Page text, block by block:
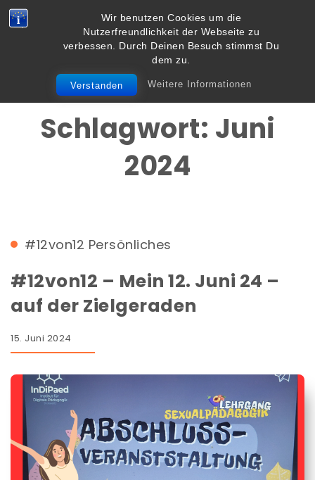
Wir benutzen Cookies um die
Nutzerfreundlichkeit der Webseite zu
verbessen. Durch Deinen Besuch stimmst Du
dem zu.
Verstanden Weitere Informationen
Skip to content
Vielbegabt.de
Toggle
navigation
Schlagwort: Juni
2024
#12von12 Persönliches
#12von12 – Mein 12. Juni 24 –
auf der Zielgeraden
15. Juni 2024